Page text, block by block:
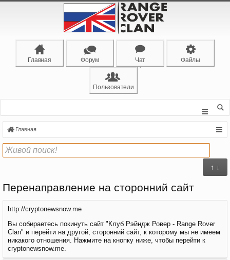
Главная Форум Чат Файлы
Пользователи
Главная
↑ ↓
Перенаправление на сторонний сайт
http://cryptonewsnow.me
Вы собираетесь покинуть сайт "Клуб Рэйндж Ровер - Range Rover
Clan" и перейти на другой, сторонний сайт, к которому мы не имеем
никакого отношения. Нажмите на кнопку ниже, чтобы перейти к
cryptonewsnow.me.